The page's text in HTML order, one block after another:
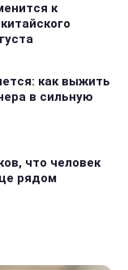
к
как выжить
в сильную
что человек
рядом